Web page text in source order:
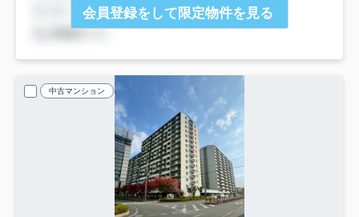
会員登録をして限定物件を見る
中古マンション